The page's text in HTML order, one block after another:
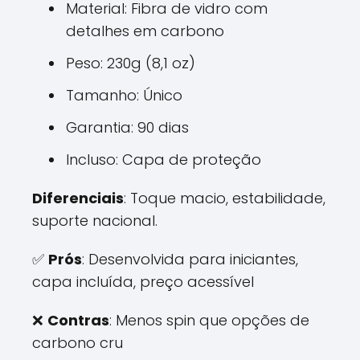
Material: Fibra de vidro com
detalhes em carbono
Peso: 230g (8,1 oz)
Tamanho: Único
Garantia: 90 dias
Incluso: Capa de proteção
Diferenciais: Toque macio, estabilidade,
suporte nacional.
✅ Prós: Desenvolvida para iniciantes,
capa incluída, preço acessível
❌ Contras: Menos spin que opções de
carbono cru